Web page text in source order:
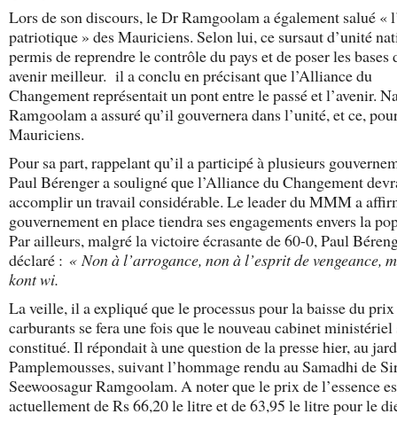
Lors de son discours, le Dr Ramgoolam a également salué «
patriotique » des Mauriciens. Selon lui, ce sursaut d’unité
permis de reprendre le contrôle du pays et de poser les bases
avenir meilleur. il a conclu en précisant que l’Alliance du
Changement représentait un pont entre le passé et l’avenir.
Ramgoolam a assuré qu’il gouvernera dans l’unité, et ce,
Mauriciens.
Pour sa part, rappelant qu’il a participé à plusieurs
Paul Bérenger a souligné que l’Alliance du Changement
accomplir un travail considérable. Le leader du MMM a
gouvernement en place tiendra ses engagements envers la
Par ailleurs, malgré la victoire écrasante de 60-0, Paul
déclaré : « Non à l’arrogance, non à l’esprit de vengeance,
kont wi.
La veille, il a expliqué que le processus pour la baisse du prix
carburants se fera une fois que le nouveau cabinet ministériel
constitué. Il répondait à une question de la presse hier, au
Pamplemousses, suivant l’hommage rendu au Samadhi de
Seewoosagur Ramgoolam. A noter que le prix de l’essence
actuellement de Rs 66,20 le litre et de 63,95 le litre pour le